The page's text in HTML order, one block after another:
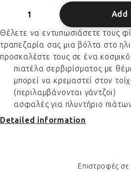
Add
Θέλετε να εντυπωσιάσετε τους
τραπεζαρία σας μια βόλτα στο
προσκαλέστε τους σε ένα κοσμικό
πιατέλα σερβιρίσματος με
μπορεί να κρεμαστεί στον
(περιλαμβάνονται γάντζοι)
ασφαλές για πλυντήριο
Detailed information
Επιστροφές